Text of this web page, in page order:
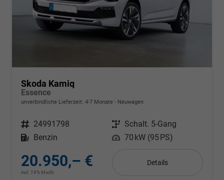
Skoda Kamiq
Essence
unverbindliche Lieferzeit: 4-7 Monate Neuwagen
Fahrzeugnr. 24991798 Getriebe Schalt. 5-Gang
Kraftstoff
Benzin Leistung 70 kW (95 PS)
20.950,– €
incl. 19% MwSt.
Details